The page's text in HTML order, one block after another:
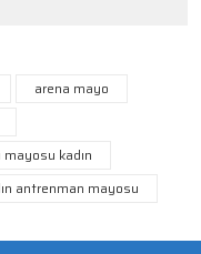
arena mayo
kadın
antrenman mayosu